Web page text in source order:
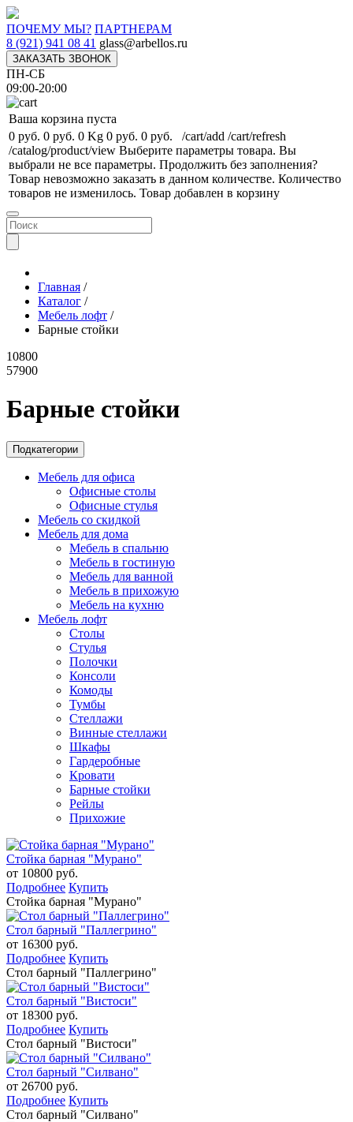
ПОЧЕМУ МЫ? ПАРТНЕРАМ
8 (921) 941 08 41 glass@arbellos.ru
ЗАКАЗАТЬ ЗВОНОК
ПН-СБ
09:00-20:00
Ваша корзина пуста
0 руб. 0 руб. 0 Kg 0 руб. 0 руб. /cart/add /cart/refresh
/catalog/product/view Выберите параметры товара. Вы
выбрали не все параметры. Продолжить без заполнения?
Товар невозможно заказать в данном количестве. Количество
товаров не изменилось. Товар добавлен в корзину
Главная /
Каталог /
Мебель лофт /
Барные стойки
10800
57900
Барные стойки
Подкатегории
Мебель для офиса
Офисные столы
Офисные стулья
Мебель со скидкой
Мебель для дома
Мебель в спальню
Мебель в гостиную
Мебель для ванной
Мебель в прихожую
Мебель на кухню
Мебель лофт
Столы
Стулья
Полочки
Консоли
Комоды
Тумбы
Стеллажи
Винные стеллажи
Шкафы
Гардеробные
Кровати
Барные стойки
Рейлы
Прихожие
Стойка барная "Мурано"
от 10800 руб.
Подробнее Купить
Стойка барная "Мурано"
Стол барный "Паллегрино"
от 16300 руб.
Подробнее Купить
Стол барный "Паллегрино"
Стол барный "Вистоси"
от 18300 руб.
Подробнее Купить
Стол барный "Вистоси"
Стол барный "Силвано"
от 26700 руб.
Подробнее Купить
Стол барный "Силвано"